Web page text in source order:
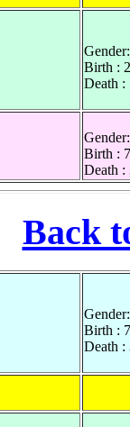
Birth :
Death :
Birth :
Death :
Back
Birth :
Death :